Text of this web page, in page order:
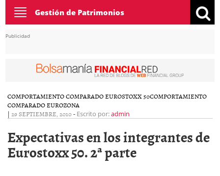
Toggle
navigation
Gestión de Patrimonios
Publicidad
COMPORTAMIENTO COMPARADO EUROSTOXX 50COMPORTAMIENTO
COMPARADO EUROZONA
| 29 SEPTIEMBRE, 2010- Escrito por:admin
Expectativas en los integrantes de
Eurostoxx 50. 2ª parte